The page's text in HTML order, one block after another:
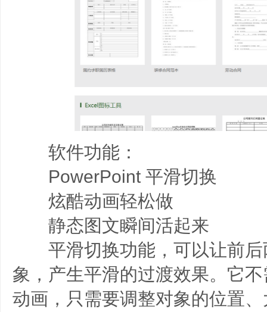
软件功能：
PowerPoint 平滑切换
炫酷动画轻松做
静态图文瞬间活起来
平滑切换功能，可以让前后
象，产生平滑的过渡效果。它
动画，只需要调整对象的位置